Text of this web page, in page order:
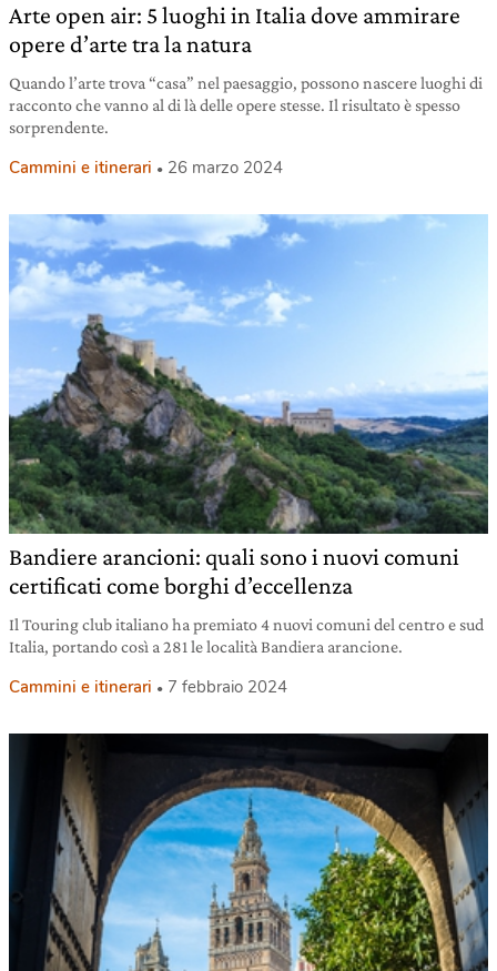
Arte open air: 5 luoghi in Italia dove ammirare
opere d’arte tra la natura
Quando l’arte trova “casa” nel paesaggio, possono nascere luoghi di
racconto che vanno al di là delle opere stesse. Il risultato è spesso
sorprendente.
Cammini e itinerari 26 marzo 2024
Bandiere arancioni: quali sono i nuovi comuni
certificati come borghi d’eccellenza
Il Touring club italiano ha premiato 4 nuovi comuni del centro e sud
Italia, portando così a 281 le località Bandiera arancione.
Cammini e itinerari 7 febbraio 2024